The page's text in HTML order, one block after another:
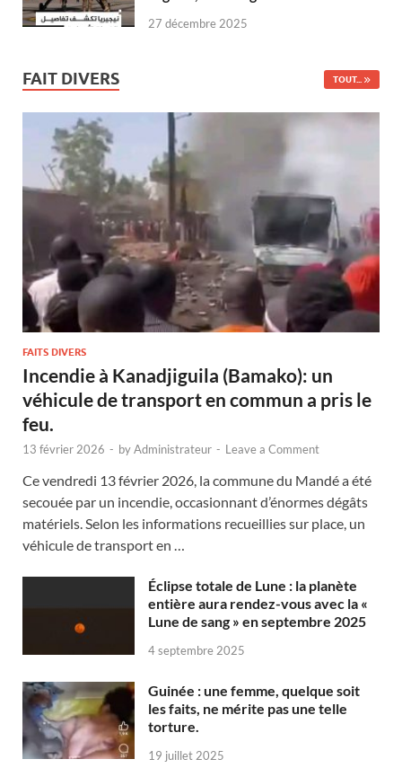
27 décembre 2025
FAIT DIVERS TOUT...
FAITS DIVERS
Incendie à Kanadjiguila (Bamako): un
véhicule de transport en commun a pris le
feu.
13 février 2026 - byAdministrateur - Leave a Comment
Ce vendredi 13 février 2026, la commune du Mandé a été
secouée par un incendie, occasionnant d’énormes dégâts
matériels. Selon les informations recueillies sur place, un
véhicule de transport en …
Éclipse totale de Lune : la planète
entière aura rendez-vous avec la «
Lune de sang » en septembre 2025
4 septembre 2025
Guinée : une femme, quelque soit
les faits, ne mérite pas une telle
torture.
19 juillet 2025